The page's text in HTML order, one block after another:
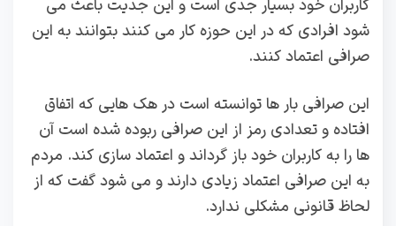
کاربران خود بسیار جدی است و این جدیت باعث می
شود افرادی که در این حوزه کار می‌ کنند بتوانند به این
صرافی اعتماد کنند.
این صرافی بار ها توانسته است در هک هایی که اتفاق
افتاده و تعدادی رمز از این صرافی ربوده شده است آن
ها را به کاربران خود باز گرداند و اعتماد سازی کند. مردم
به این صرافی اعتماد زیادی دارند و می شود گفت که از
لحاظ قانونی مشکلی ندارد.